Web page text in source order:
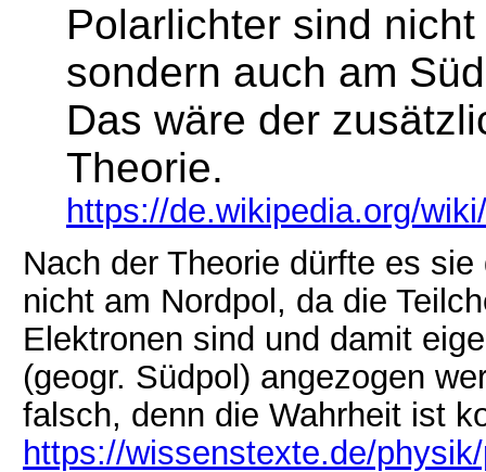
Polarlichter sind
sondern auch am
Das wäre der
Theorie.
https://de.wikipedia.org/
Nach der Theorie dürfte es
nicht am Nordpol, da die
Elektronen sind und damit
(geogr. Südpol) angezogen
falsch, denn die Wahrheit ist
https://wissenstexte.de/